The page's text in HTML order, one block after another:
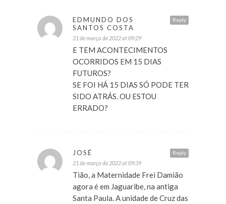
Reply
EDMUNDO DOS
SANTOS COSTA
21 de março de 2022 at 09:29
E TEM ACONTECIMENTOS
OCORRIDOS EM 15 DIAS
FUTUROS?
SE FOI HÁ 15 DIAS SÓ PODE TER
SIDO ATRÁS. OU ESTOU
ERRADO?
Reply
JOSÉ
21 de março de 2022 at 09:39
Tião, a Maternidade Frei Damião
agora é em Jaguaribe, na antiga
Santa Paula. A unidade de Cruz das